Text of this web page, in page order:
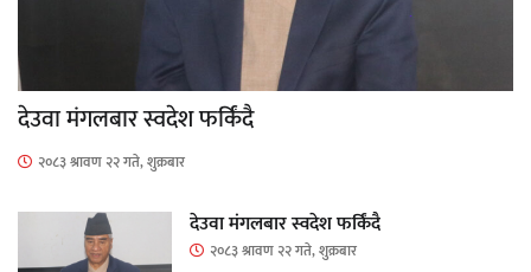
देउवा मंगलबार स्वदेश फर्किंदै
२०८३ श्रावण २२ गते, शुक्रबार
देउवा मंगलबार स्वदेश फर्किंदै
२०८३ श्रावण २२ गते, शुक्रबार